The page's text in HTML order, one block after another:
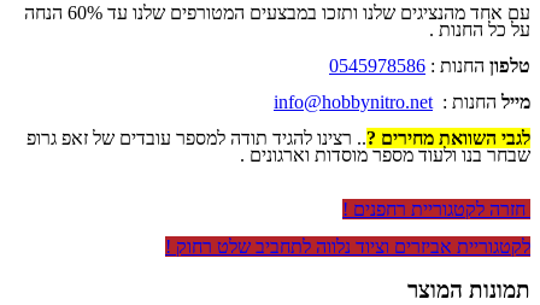
עם אחד מהנציגים שלנו ותזכו במבצעים המטורפים שלנו עד 60% הנחה
על כל החנות .
טלפון החנות : 0545978586
מייל החנות : info@hobbynitro.net
לגבי השוואת מחירים ?.. רצינו להגיד תודה למספר עובדים של זאפ גרופ
שבחר בנו ולעוד מספר מוסדות וארגונים .
חזרה לקטגוריית רחפנים !
לקטגוריית אביזרים וציוד נלווה לתחביב שלט רחוק !
תמונות המוצר